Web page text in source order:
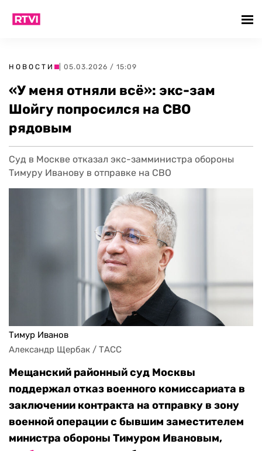
НОВОСТИ | 05.03.2026 / 15:09
«У меня отняли всё»: экс-зам
Шойгу попросился на СВО
рядовым
Суд в Москве отказал экс-замминистра обороны
Тимуру Иванову в отправке на СВО
Тимур Иванов
Александр Щербак / ТАСС
Мещанский районный суд Москвы
поддержал отказ военного комиссариата в
заключении контракта на отправку в зону
военной операции с бывшим заместителем
министра обороны Тимуром Ивановым,